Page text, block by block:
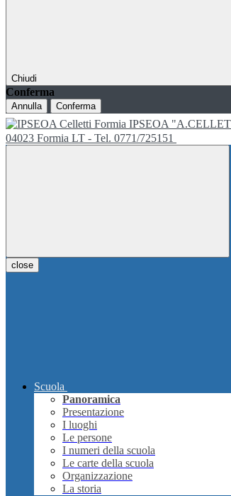
Chiudi
Conferma
Annulla Conferma
IPSEOA
04023 Formia LT - Tel. 0771/725151
close
Scuola
Panoramica
Presentazione
I luoghi
Le persone
I numeri della scuola
Le carte della scuola
Organizzazione
La storia